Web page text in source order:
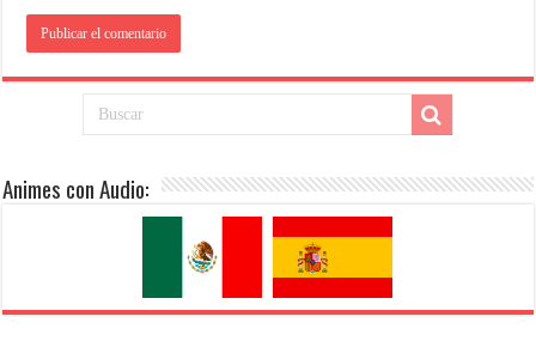
Animes con Audio: